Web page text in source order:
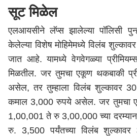
सूट मिळेल
एलआयसीने लॅप्स झालेल्या पॉलिसी
केलेल्या विशेष मोहिमेमध्ये विलंब
जात आहे. यामध्ये वेगवेगळ्या
मिळतील. जर तुमचा एकूण थकबाकी
असेल, तर तुम्हाला विलंब शुल्कावर
कमाल 3,000 रुपये असेल. जर तुमचा
1,00,001 ते रु 3,00,000 च्या
रु. 3,500 पर्यंतच्या विलंब